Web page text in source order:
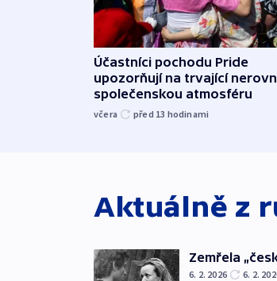
Účastníci pochodu Pride
upozorňují na trvající
společenskou atmosféru
včera před 13 hodinami
Aktuálně z
Zemřela
6. 2. 2026 6. 2.